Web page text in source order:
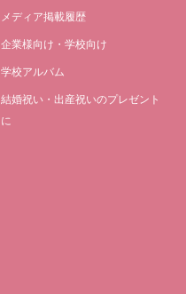
メディア掲載履歴
企業様向け・学校向け
学校アルバム
結婚祝い・出産祝いのプレゼント
に